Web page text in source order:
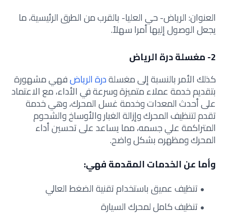
العنوان: الرياض- حي العليا- بالقرب من الطرق الرئيسية، ما
يجعل الوصول إليها أمرا سهلاً.
2- مغسلة درة الرياض
كذلك الأمر بالنسبة إلى مغسلةدرة الرياضفهي مشهورة
بتقديم خدمة عملاء متميزة وسرعة في الأداء، مع الاعتماد
على أحدث المعدات وخدمة غسل المحرك، وهي خدمة
تقدم لتنظيف المحرك وإزالة الغبار والأوساخ والشحوم
المتراكمة علي جسمه، مما يساعد على تحسين أداء
المحرك ومظهره بشكل واضح.
وأما عن الخدمات المقدمة فهي:
تنظيف عميق باستخدام تقنية الضغط العالي
تنظيف كامل لمحرك السيارة